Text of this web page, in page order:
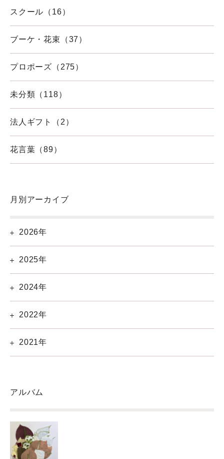
スクール（16）
ブーケ・花束（37）
プロポーズ（275）
未分類（118）
法人ギフト（2）
花言葉（89）
月別アーカイブ
2026年
2025年
2024年
2022年
2021年
アルバム